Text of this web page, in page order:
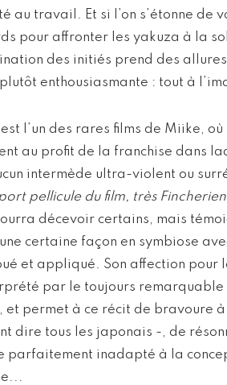
au travail. Et si l’on s’étonne de
pour affronter les yakuza à la
des initiés prend des
enthousiasmante : tout à
est l’un des rares films de Miike,
au profit de la franchise dans
intermède ultra-violent ou
pellicule du film, très
décevoir certains, mais
certaine façon en symbiose
et appliqué. Son affection pour
par le toujours remarquable
et permet à ce récit de bravoure
dire tous les japonais -, de
parfaitement inadapté à la